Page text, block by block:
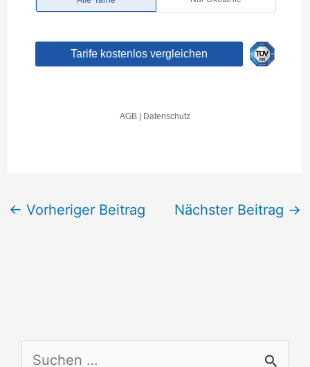
← Vorheriger Beitrag Nächster Beitrag →